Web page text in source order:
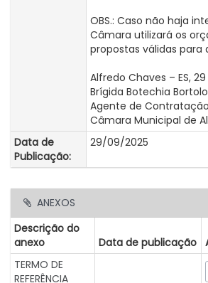
OBS.: Caso não haja
Câmara utilizará os
propostas válidas
Alfredo Chaves – ES,
Brígida Botechia
Agente de Contratação
Câmara Municipal de
Data de
Publicação:
29/09/2025
ANEXOS
Descrição do
anexo
Data de publicação
TERMO DE
REFERÊNCIA